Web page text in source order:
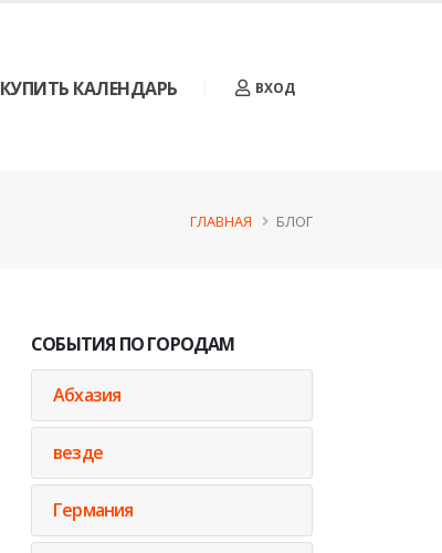
КУПИТЬ КАЛЕНДАРЬ ВХОД
ГЛАВНАЯ БЛОГ
СОБЫТИЯ ПО ГОРОДАМ
Абхазия
везде
Германия